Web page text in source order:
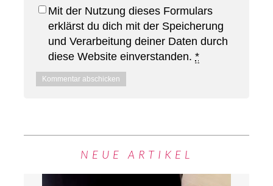
Mit der Nutzung dieses Formulars
erklärst du dich mit der Speicherung
und Verarbeitung deiner Daten durch
diese Website einverstanden. *
NEUE ARTIKEL